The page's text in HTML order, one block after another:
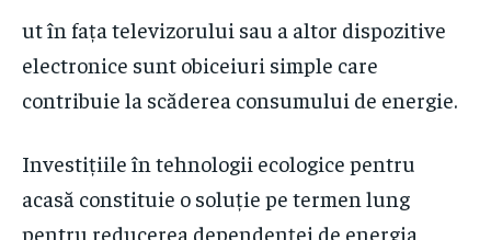
ut în fața televizorului sau a altor dispozitive
electronice sunt obiceiuri simple care
contribuie la scăderea consumului de energie.
Investițiile în tehnologii ecologice pentru
acasă constituie o soluție pe termen lung
pentru reducerea dependenței de energia